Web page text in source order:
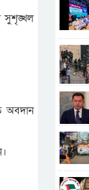
সুশৃঙ্খল
অবদান